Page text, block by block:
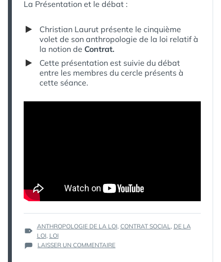
VERSUS
–
PARTIE
HISTORIQUE
La Présentation et le débat :
Christian Laurut présente le cinquième
volet de son anthropologie de la loi relatif à
la notion de Contrat.
Cette présentation est suivie du débat
entre les membres du cercle présents à
cette séance.
ÉTIQUETTES :
ANTHROPOLOGIE DE LA LOI, CONTRAT SOCIAL , DE LA
LOI, LOI
LAISSER UN COMMENTAIRESUR